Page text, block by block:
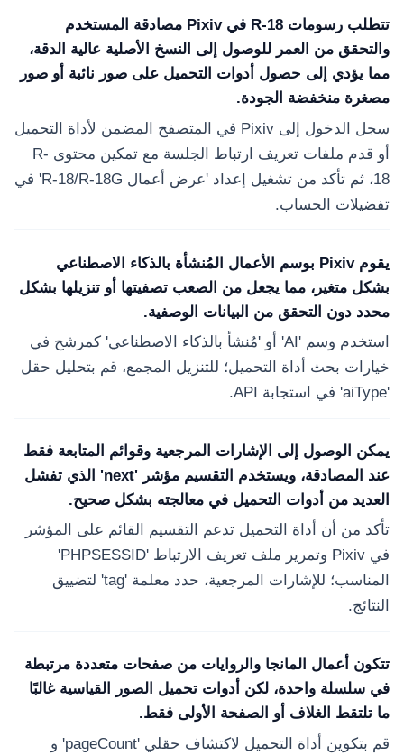
تتطلب رسومات R-18 في Pixiv مصادقة المستخدم
والتحقق من العمر للوصول إلى النسخ الأصلية عالية الدقة،
مما يؤدي إلى حصول أدوات التحميل على صور نائبة أو صور
مصغرة منخفضة الجودة.
سجل الدخول إلى Pixiv في المتصفح المضمن لأداة التحميل
أو قدم ملفات تعريف ارتباط الجلسة مع تمكين محتوى R-
18، ثم تأكد من تشغيل إعداد 'عرض أعمال R-18/R-18G' في
تفضيلات الحساب.
يقوم Pixiv بوسم الأعمال المُنشأة بالذكاء الاصطناعي
بشكل متغير، مما يجعل من الصعب تصفيتها أو تنزيلها بشكل
محدد دون التحقق من البيانات الوصفية.
استخدم وسم 'AI' أو 'مُنشأ بالذكاء الاصطناعي' كمرشح في
خيارات بحث أداة التحميل؛ للتنزيل المجمع، قم بتحليل حقل
'aiType' في استجابة API.
يمكن الوصول إلى الإشارات المرجعية وقوائم المتابعة فقط
عند المصادقة، ويستخدم التقسيم مؤشر 'next' الذي تفشل
العديد من أدوات التحميل في معالجته بشكل صحيح.
تأكد من أن أداة التحميل تدعم التقسيم القائم على المؤشر
في Pixiv وتمرير ملف تعريف الارتباط 'PHPSESSID'
المناسب؛ للإشارات المرجعية، حدد معلمة 'tag' لتضييق
النتائج.
تتكون أعمال المانجا والروايات من صفحات متعددة مرتبطة
في سلسلة واحدة، لكن أدوات تحميل الصور القياسية غالبًا
ما تلتقط الغلاف أو الصفحة الأولى فقط.
قم بتكوين أداة التحميل لاكتشاف حقلي 'pageCount' و